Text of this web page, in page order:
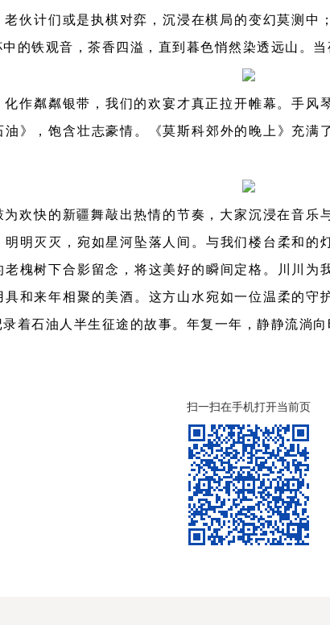
伙计们或是执棋对弈，沉浸在棋局的变幻莫测中
的铁观音，茶香四溢，直到暮色悄然染透远山。
作粼粼银带，我们的欢宴才真正拉开帷幕。手
》，饱含壮志豪情。《莫斯科郊外的晚上》充满
欢快的新疆舞敲出热情的节奏，大家沉浸在音乐
明灭灭，宛如星河坠落人间。与我们楼台柔和的
槐树下合影留念，将这美好的瞬间定格。川川为
和来年相聚的美酒。这方山水宛如一位温柔的
着石油人半生征途的故事。年复一年，静静流淌向
扫一扫在手机打开当前页